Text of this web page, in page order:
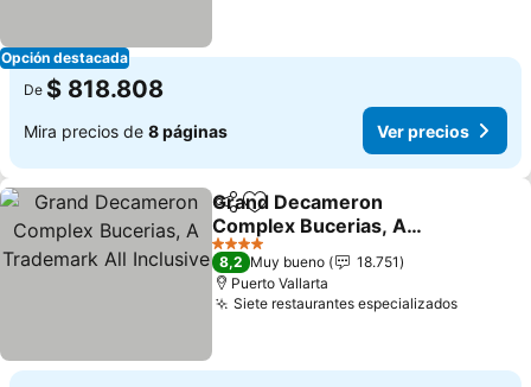
Opción destacada
De $ 818.808
Mira precios de 8 páginas Ver precios
CompartirAgregar a favoritos
Grand Decameron
Complex Bucerias, A
Trademark All Inclusive
4 Estrellas
8,2 Muy bueno
18.751
Puerto Vallarta
Siete restaurantes especializados